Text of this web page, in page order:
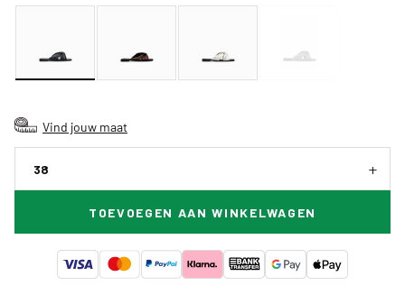
Vind jouw maat
38
TOEVOEGEN AAN WINKELWAGEN